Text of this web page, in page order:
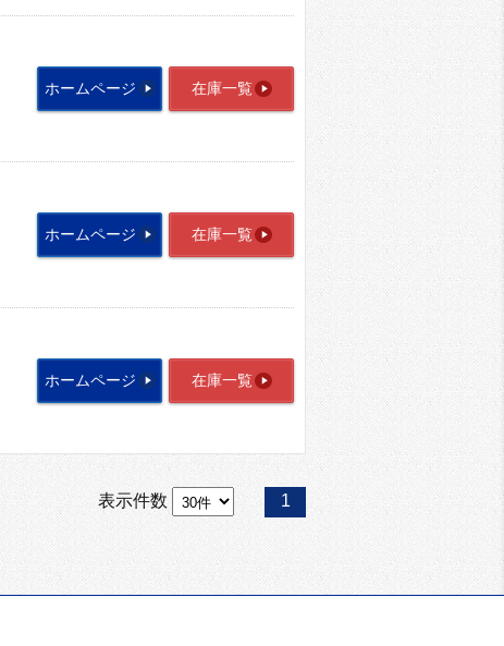
ホームページ 在庫一覧
ホームページ 在庫一覧
ホームページ 在庫一覧
1
表示件数